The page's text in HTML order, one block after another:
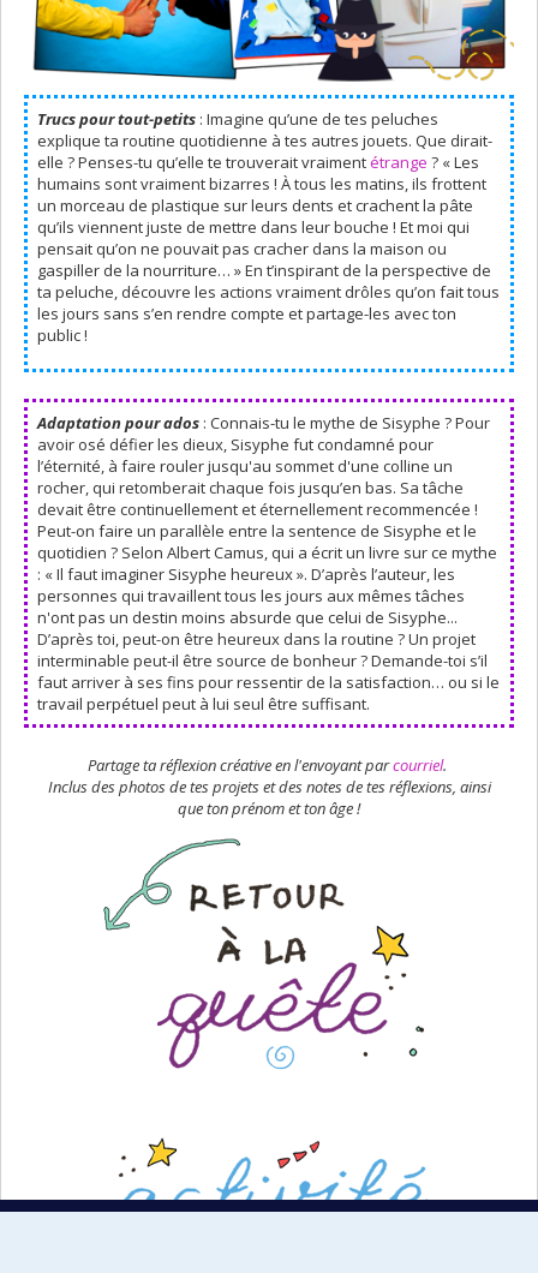
Trucs pour tout-petits : Imagine qu’une de tes peluches
explique ta routine quotidienne à tes autres jouets. Que dirait-
elle ? Penses-tu qu’elle te trouverait vraimentétrange ? « Les
humains sont vraiment bizarres ! À tous les matins, ils frottent
un morceau de plastique sur leurs dents et crachent la pâte
qu’ils viennent juste de mettre dans leur bouche ! Et moi qui
pensait qu’on ne pouvait pas cracher dans la maison ou
gaspiller de la nourriture… » En t’inspirant de la perspective de
ta peluche, découvre les actions vraiment drôles qu’on fait tous
les jours sans s’en rendre compte et partage-les avec ton
public !
Adaptation pour ados : Connais-tu le mythe de Sisyphe ? Pour
avoir osé défier les dieux, Sisyphe fut condamné pour
l’éternité, à faire rouler jusqu'au sommet d'une colline un
rocher, qui retomberait chaque fois jusqu’en bas. Sa tâche
devait être continuellement et éternellement recommencée !
Peut-on faire un parallèle entre la sentence de Sisyphe et le
quotidien ? Selon Albert Camus, qui a écrit un livre sur ce mythe
: « Il faut imaginer Sisyphe heureux ». D’après l’auteur, les
personnes qui travaillent tous les jours aux mêmes tâches
n'ont pas un destin moins absurde que celui de Sisyphe...
D’après toi, peut-on être heureux dans la routine ? Un projet
interminable peut-il être source de bonheur ? Demande-toi s’il
faut arriver à ses fins pour ressentir de la satisfaction… ou si le
travail perpétuel peut à lui seul être suffisant.
Partage ta réflexion créative en l'envoyant parcourriel.
Inclus des photos de tes projets et des notes de tes réflexions, ainsi
que ton prénom et ton âge !